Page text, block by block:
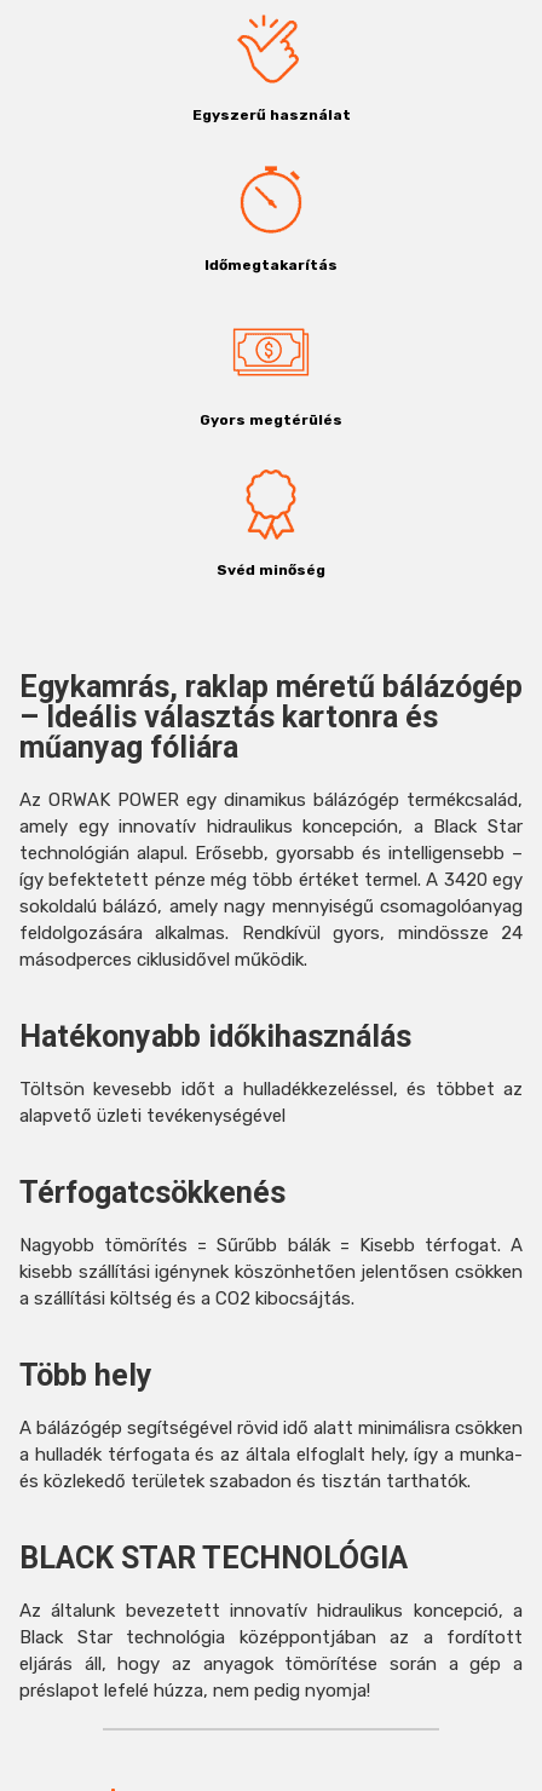
Egykamrás, raklap méretű bálázógép
– Ideális választás kartonra és
műanyag fóliára
Az ORWAK POWER egy dinamikus bálázógép termékcsalád,
amely egy innovatív hidraulikus koncepción, a Black Star
technológián alapul. Erősebb, gyorsabb és intelligensebb –
így befektetett pénze még több értéket termel. A 3420 egy
sokoldalú bálázó, amely nagy mennyiségű csomagolóanyag
feldolgozására alkalmas. Rendkívül gyors, mindössze 24
másodperces ciklusidővel működik.
Hatékonyabb időkihasználás
Töltsön kevesebb időt a hulladékkezeléssel, és többet az
alapvető üzleti tevékenységével
Térfogatcsökkenés
Nagyobb tömörítés = Sűrűbb bálák = Kisebb térfogat. A
kisebb szállítási igénynek köszönhetően jelentősen csökken
a szállítási költség és a CO2 kibocsájtás.
Több hely
A bálázógép segítségével rövid idő alatt minimálisra csökken
a hulladék térfogata és az általa elfoglalt hely, így a munka-
és közlekedő területek szabadon és tisztán tarthatók.
BLACK STAR TECHNOLÓGIA
Az általunk bevezetett innovatív hidraulikus koncepció, a
Black Star technológia középpontjában az a fordított
eljárás áll, hogy az anyagok tömörítése során a gép a
préslapot lefelé húzza, nem pedig nyomja!
Egyszerű használat
Időmegtakarítás
Gyors megtérülés
Svéd minőség